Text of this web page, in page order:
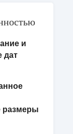
и
дат
размеры